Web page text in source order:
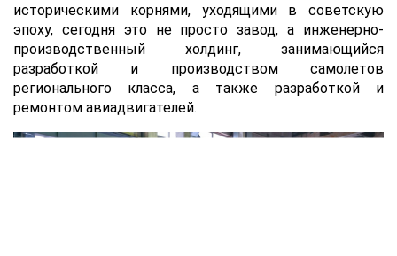
историческими корнями, уходящими в советскую
эпоху, сегодня это не просто завод, а инженерно-
производственный холдинг, занимающийся
разработкой и производством самолетов
регионального класса, а также разработкой и
ремонтом авиадвигателей.